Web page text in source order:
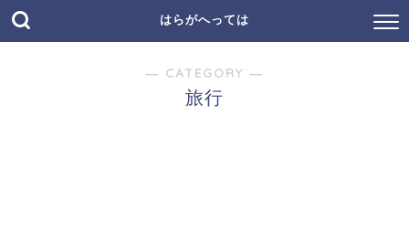
はらがへっては
― CATEGORY ―
旅行